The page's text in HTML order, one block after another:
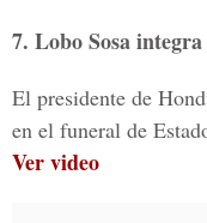
7. Lobo Sosa
El presidente de
en el funeral de
Ver video